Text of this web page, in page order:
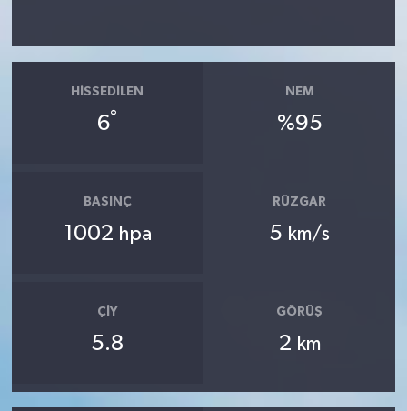
HISSEDILEN
6°
NEM
%95
BASINÇ
1002 hpa
RÜZGAR
5 km/s
ÇIY
5.8
GÖRÜŞ
2 km